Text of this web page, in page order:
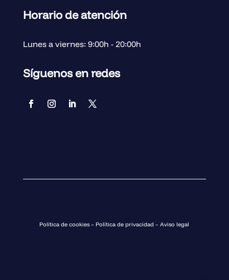
Horario de atención
Lunes a viernes: 9:00h - 20:00h
Síguenos en redes
Política de cookies– Política de privacidad –Aviso legal